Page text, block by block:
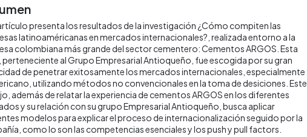
presenta los resultados de la investigación ¿Cómo compiten las
latinoaméricanas en mercados internacionales?, realizada entorno a la
colombiana más grande del sector cementero: Cementos ARGOS. Esta
perteneciente al Grupo Empresarial Antioqueño, fue escogida por su gran
de penetrar exitosamente los mercados internacionales, especialmente
utilizando métodos no convencionales en la toma de desiciones. Este
además de relatar la experiencia de cementos ARGOS en los diferentes
y su relación con su grupo Empresarial Antioqueño, busca aplicar
modelos para explicar el proceso de internacionalización seguido por la
como lo son las competencias esenciales y los push y pull factors.